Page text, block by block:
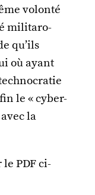
volonté
militaro-
qu’ils
où ayant
le « cyber-
la
PDF ci-